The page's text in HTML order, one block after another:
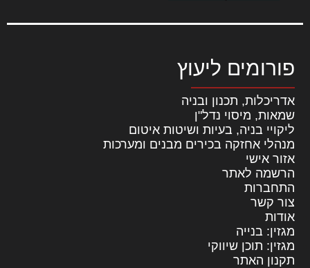
פורומים ליעוץ
אדריכלות, תכנון ובניה
שמאות, מיסוי נדל"ן
ליקויי בניה, בעיות ושיטות איטום
מנהלי אחזקה בכירים מבנים ומערכות
אזור אישי
הרשמה לאתר
התחברות
צור קשר
אודות
מגזין: בנייה
מגזין: תוכן שיווקי
תקנון האתר